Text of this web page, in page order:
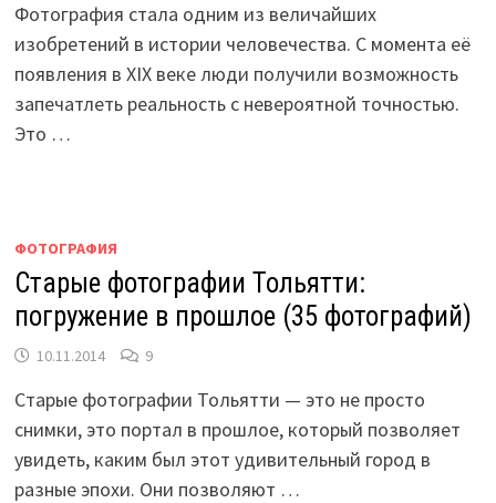
Фотография стала одним из величайших
изобретений в истории человечества. С момента её
появления в XIX веке люди получили возможность
запечатлеть реальность с невероятной точностью.
Это …
ФОТОГРАФИЯ
Старые фотографии Тольятти:
погружение в прошлое (35 фотографий)
10.11.2014 9
Старые фотографии Тольятти — это не просто
снимки, это портал в прошлое, который позволяет
увидеть, каким был этот удивительный город в
разные эпохи. Они позволяют …